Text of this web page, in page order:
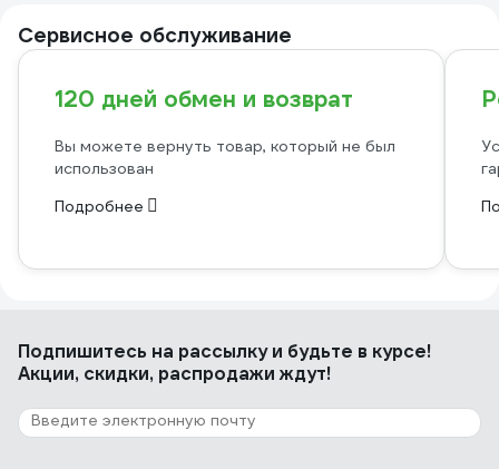
Сервисное обслуживание
120 дней обмен и возврат
Вы можете вернуть товар, который не был
использован
Подробнее
Подпишитесь на рассылкуи будьте в курсе!
Акции, скидки, распродажи ждут!